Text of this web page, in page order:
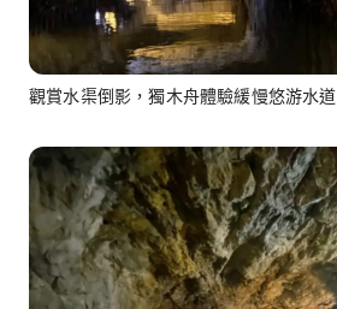
觀賞水渠倒影，獨木舟體驗緩慢悠游水道